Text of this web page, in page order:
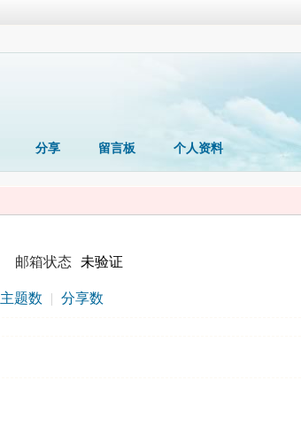
分享 留言板 个人资料
邮箱状态 未验证
主题数 | 分享数